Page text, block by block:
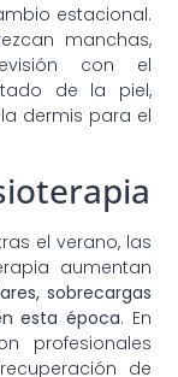
estacional.
manchas,
con el
de la piel,
dermis para el
el verano, las
aumentan
sobrecargas
esta época. En
profesionales
de